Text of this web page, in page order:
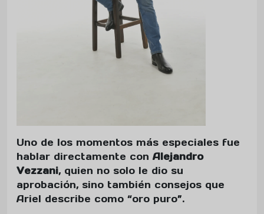
Uno de los momentos más especiales fue
hablar directamente con Alejandro
Vezzani, quien no solo le dio su
aprobación, sino también consejos que
Ariel describe como “oro puro”.